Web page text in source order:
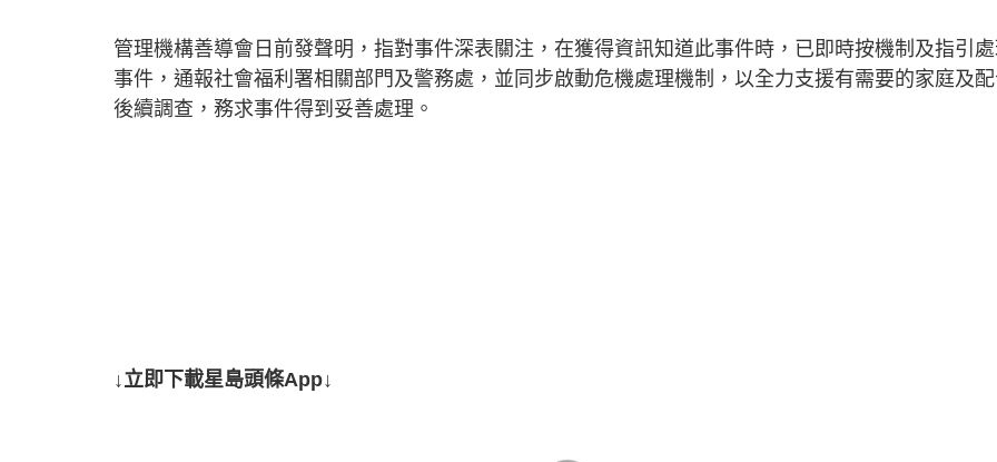
管理機構善導會日前發聲明，指對事件深表關注，在獲得資訊知道此事件時，已即時按機制及指引
事件，通報社會福利署相關部門及警務處，並同步啟動危機處理機制，以全力支援有需要的家庭及
後續調查，務求事件得到妥善處理。
↓立即下載星島頭條App↓